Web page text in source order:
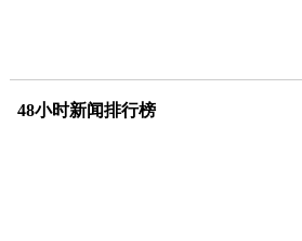
48小时新闻排行榜